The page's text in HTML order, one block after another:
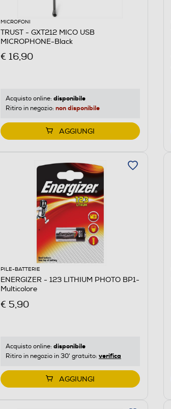
MICROFONI
TRUST - GXT212 MICO USB
MICROPHONE-Black
€ 16,90
Acquisto online: disponibile
Ritiro in negozio: non disponibile
AGGIUNGI
PILE-BATTERIE
ENERGIZER - 123 LITHIUM PHOTO BP1-
Multicolore
€ 5,90
Acquisto online: disponibile
Ritiro in negozio in 30' gratuito: verifica
AGGIUNGI